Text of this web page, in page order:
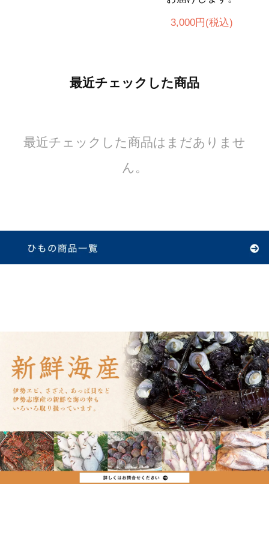
3,000円(税込)
最近チェックした商品
最近チェックした商品はまだありませ
ん。